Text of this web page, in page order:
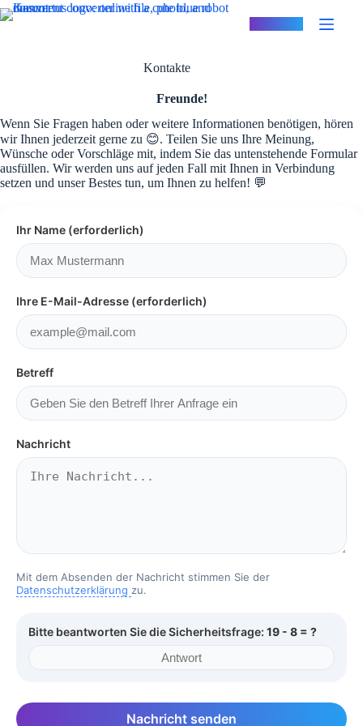
Zum
Inhalt
Kontakte
Freunde!
Wenn Sie Fragen haben oder weitere Informationen benötigen, hören
wir Ihnen jederzeit gerne zu 😊. Teilen Sie uns Ihre Meinung,
Wünsche oder Vorschläge mit, indem Sie das untenstehende Formular
ausfüllen. Wir werden uns auf jeden Fall mit Ihnen in Verbindung
setzen und unser Bestes tun, um Ihnen zu helfen! 💬
Ihr Name (erforderlich)
Ihre E-Mail-Adresse (erforderlich)
Betreff
Nachricht
Mit dem Absenden der Nachricht stimmen Sie der
Datenschutzerklärung zu.
Bitte beantworten Sie die Sicherheitsfrage: 19 - 8 = ?
Nachricht senden